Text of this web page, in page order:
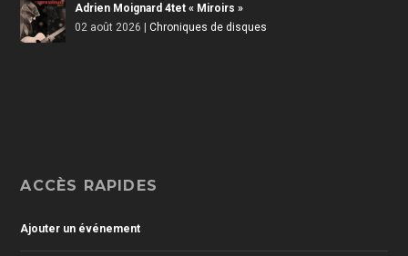
Adrien Moignard 4tet « Miroirs »
02 août 2026
|Chroniques de disques
ACCÈS RAPIDES
Ajouter un événement